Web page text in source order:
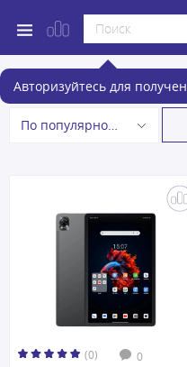
Авторизуйтесь для
Планшеты
По популярности
(0) 0